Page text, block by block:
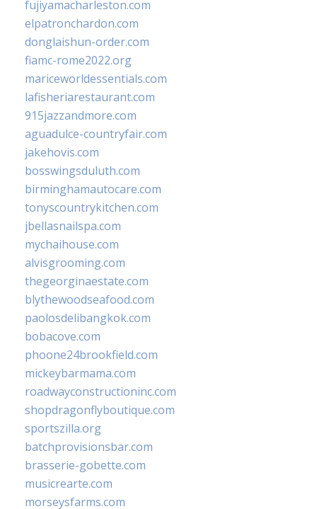
fujiyamacharleston.com
elpatronchardon.com
donglaishun-order.com
fiamc-rome2022.org
mariceworldessentials.com
lafisheriarestaurant.com
915jazzandmore.com
aguadulce-countryfair.com
jakehovis.com
bosswingsduluth.com
birminghamautocare.com
tonyscountrykitchen.com
jbellasnailspa.com
mychaihouse.com
alvisgrooming.com
thegeorginaestate.com
blythewoodseafood.com
paolosdelibangkok.com
bobacove.com
phoone24brookfield.com
mickeybarmama.com
roadwayconstructioninc.com
shopdragonflyboutique.com
sportszilla.org
batchprovisionsbar.com
brasserie-gobette.com
musicrearte.com
morseysfarms.com